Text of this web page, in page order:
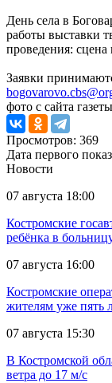
День села в
работы выставки
проведения:
Заявки
фото с сайта
Просмотров: 369
Дата первого
Новости
07 августа 18:00
Костромские
ребёнка в
07 августа 16:00
Костромские
жителям уже пять
07 августа 15:30
В Костромской
ветра до 17 м/с